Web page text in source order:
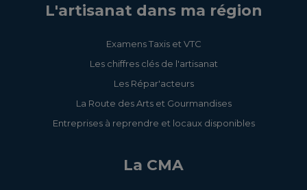
L'artisanat dans ma région
Examens Taxis et VTC
Les chiffres clés de l'artisanat
Les Répar'acteurs
La Route des Arts et Gourmandises
Entreprises à reprendre et locaux disponibles
La CMA